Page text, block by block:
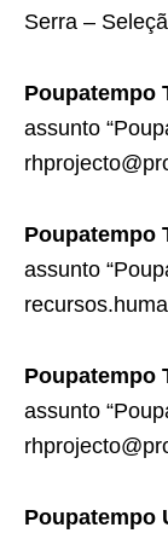
Serra –
Poupatempo
assunto
Poupatempo
assunto
Poupatempo
assunto
Poupatempo